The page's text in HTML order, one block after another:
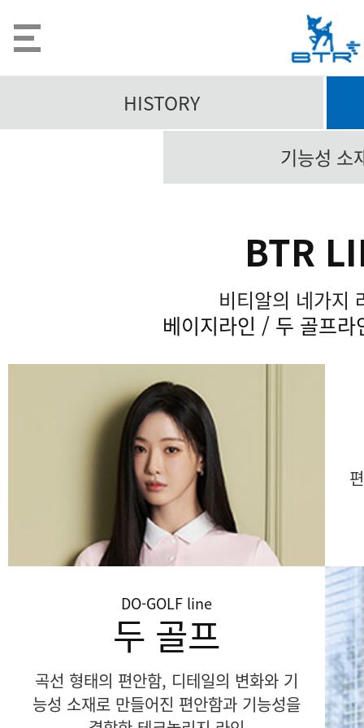
HISTORY
기능성 소
BTR
비티알의 네가지
베이지라인 / 두 골프
DO-GOLF line
두 골프
곡선 형태의 편안함, 디테일의 변화와 기
능성 소재로 만들어진 편안함과 기능성을